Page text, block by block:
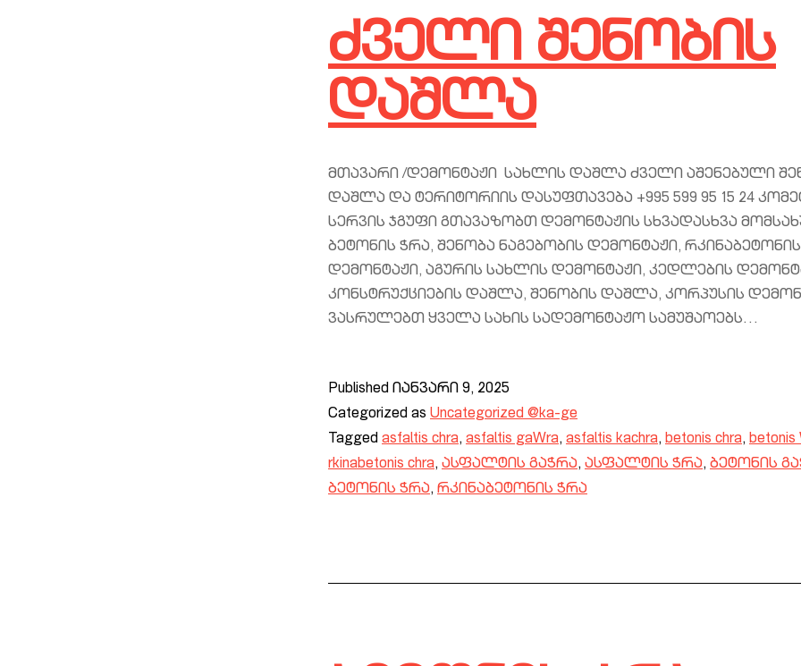
ძველი შენობის
დაშლა
მთავარი /დემონტაჟი სახლის დაშლა ძველი აშენებული
დაშლა და ტერიტორიის დასუფთავება +995 599 95 15 24
სერვის ჯგუფი გთავაზობთ დემონტაჟის სხვადასხვა
ბეტონის ჭრა, შენობა ნაგებობის დემონტაჟი, რკინაბეტონის
დემონტაჟი, აგურის სახლის დემონტაჟი, კედლების
კონსტრუქციების დაშლა, შენობის დაშლა, კორპუსის
ვასრულებთ ყველა სახის სადემონტაჟო სამუშაოებს…
Published იანვარი 9, 2025
Categorized as Uncategorized @ka-ge
Tagged asfaltis chra, asfaltis gaWra, asfaltis kachra, betonis chra, betonis
rkinabetonis chra, ასფალტის გაჭრა, ასფალტის ჭრა, ბეტონის
ბეტონის ჭრა, რკინაბეტონის ჭრა